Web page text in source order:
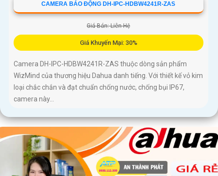
CAMERA BÁO ĐỘNG DH-IPC-HDBW4241R-ZAS
Giá Bán: Liên Hệ
Giá Khuyến Mại: 30%
Camera DH-IPC-HDBW4241R-ZAS thuộc dòng sản phẩm
WizMind của thương hiệu Dahua danh tiếng. Với thiết kế vỏ kim
loại chắc chắn và đạt chuẩn chống nước, chống bụi IP67,
camera này...